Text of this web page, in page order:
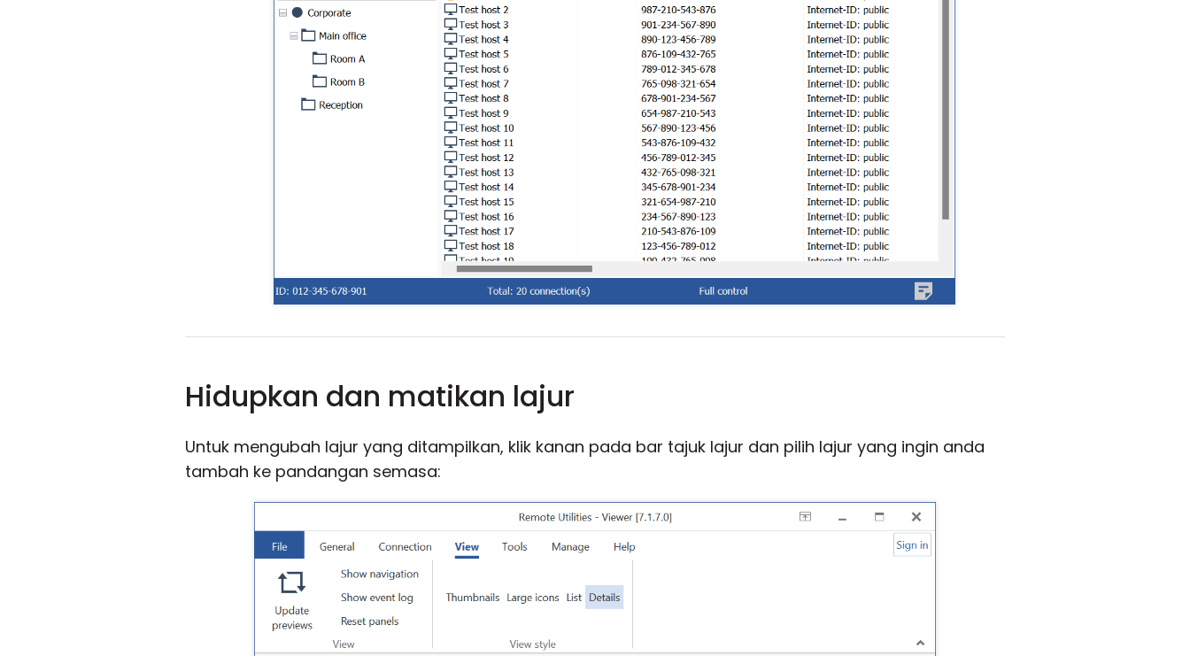
Hidupkan dan matikan lajur
Untuk mengubah lajur yang ditampilkan, klik kanan pada bar tajuk lajur dan pilih lajur yang ingin anda
tambah ke pandangan semasa: